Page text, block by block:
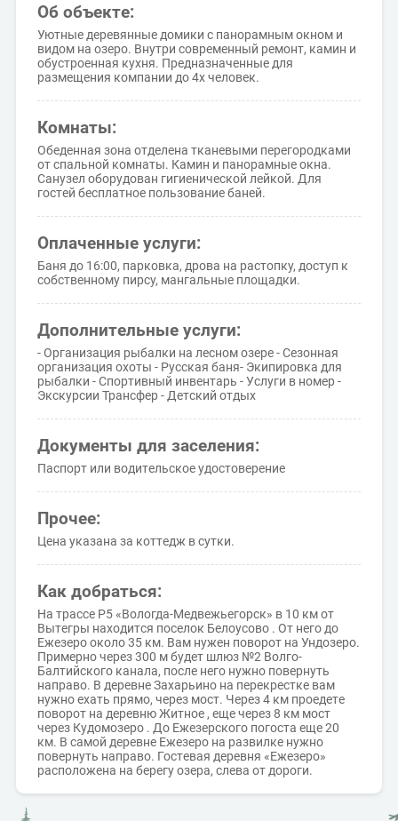
Об объекте:
Уютные деревянные домики с панорамным окном и
видом на озеро. Внутри современный ремонт, камин и
обустроенная кухня. Предназначенные для
размещения компании до 4х человек.
Комнаты:
Обеденная зона отделена тканевыми перегородками
от спальной комнаты. Камин и панорамные окна.
Санузел оборудован гигиенической лейкой. Для
гостей бесплатное пользование баней.
Оплаченные услуги:
Баня до 16:00, парковка, дрова на растопку, доступ к
собственному пирсу, мангальные площадки.
Дополнительные услуги:
- Организация рыбалки на лесном озере - Сезонная
организация охоты - Русская баня- Экипировка для
рыбалки - Спортивный инвентарь - Услуги в номер -
Экскурсии Трансфер - Детский отдых
Документы для заселения:
Паспорт или водительское удостоверение
Прочее:
Цена указана за коттедж в сутки.
Как добраться:
На трассе Р5 «Вологда-Медвежьегорск» в 10 км от
Вытегры находится поселок Белоусово . От него до
Ежезеро около 35 км. Вам нужен поворот на Ундозеро.
Примерно через 300 м будет шлюз №2 Волго-
Балтийского канала, после него нужно повернуть
направо. В деревне Захарьино на перекрестке вам
нужно ехать прямо, через мост. Через 4 км проедете
поворот на деревню Житное , еще через 8 км мост
через Кудомозеро . До Ежезерского погоста еще 20
км. В самой деревне Ежезеро на развилке нужно
повернуть направо. Гостевая деревня «Ежезеро»
расположена на берегу озера, слева от дороги.